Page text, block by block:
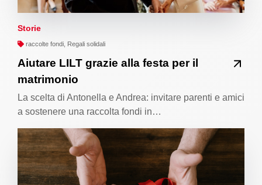
Storie
raccolte fondi, Regali solidali
Aiutare LILT grazie alla festa per il
matrimonio
La scelta di Antonella e Andrea: invitare parenti e amici
a sostenere una raccolta fondi in…